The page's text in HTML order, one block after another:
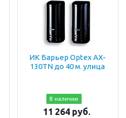
ИК Барьер Optex AX-
130ТN до 40 м. улица
В наличии
11 264 руб.